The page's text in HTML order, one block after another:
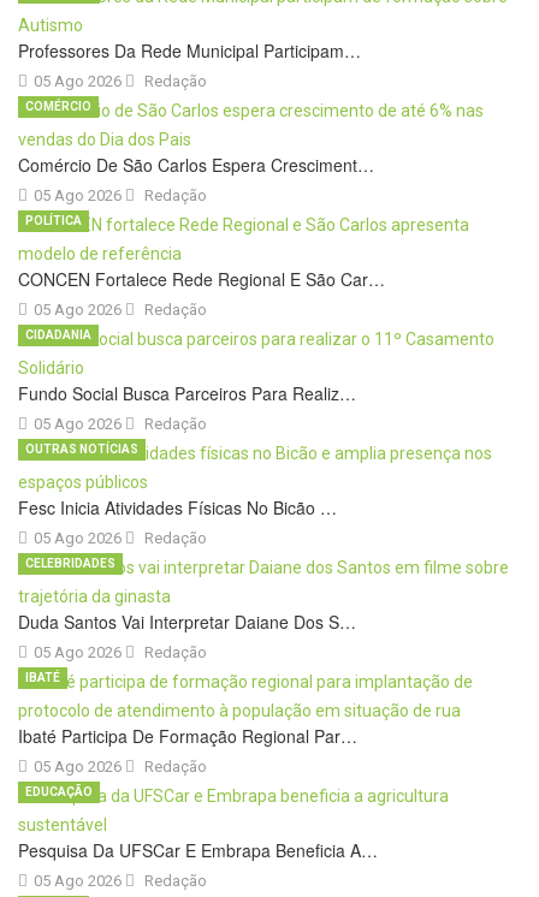
Professores Da Rede Municipal Participam…
05 Ago 2026 Redação
Comércio De São Carlos Espera Cresciment…
05 Ago 2026
COMÉRCIO
Redação
CONCEN Fortalece Rede Regional E São Car…
05 Ago 2026
POLÍTICA
Redação
Fundo Social Busca Parceiros Para Realiz…
05 Ago 2026
CIDADANIA
Redação
Fesc Inicia Atividades Físicas No Bicão …
05 Ago 2026
OUTRAS NOTÍCIAS
Redação
Duda Santos Vai Interpretar Daiane Dos S…
05 Ago 2026
CELEBRIDADES
Redação
Ibaté Participa De Formação Regional Par…
05 Ago 2026
IBATÉ
Redação
Pesquisa Da UFSCar E Embrapa Beneficia A…
05 Ago 2026
EDUCAÇÃO
Redação